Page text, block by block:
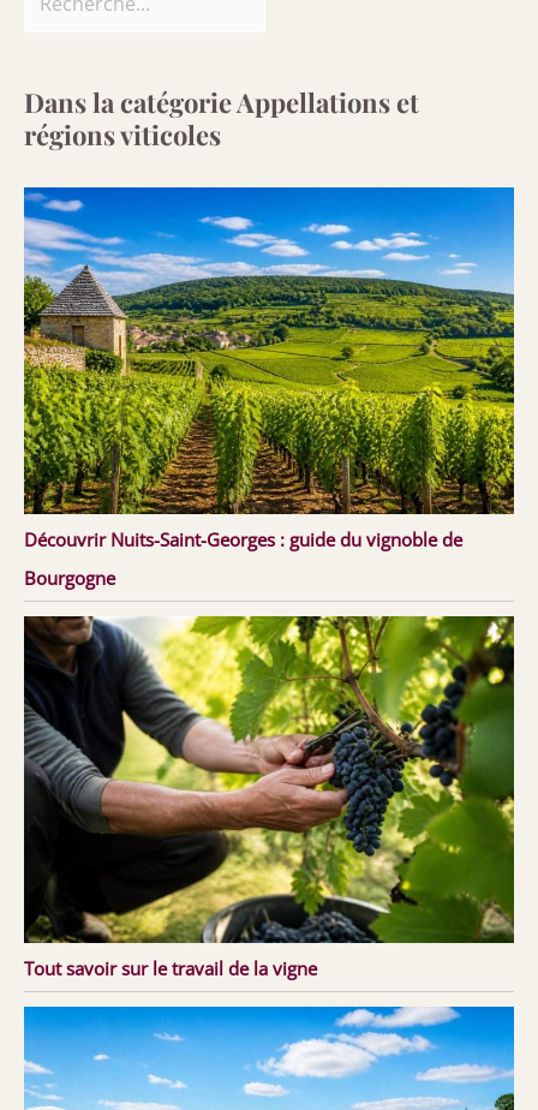
Dans la catégorie Appellations et
régions viticoles
Découvrir Nuits-Saint-Georges : guide du vignoble de
Bourgogne
Tout savoir sur le travail de la vigne